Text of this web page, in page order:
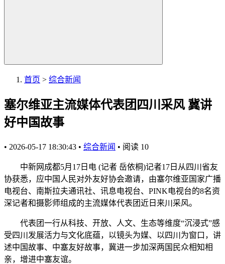
首页 > 综合新闻
塞尔维亚主流媒体代表团四川采风 冀讲
好中国故事
• 2026-05-17 18:30:43 • 综合新闻 • 阅读 10
中新网成都5月17日电 (记者 岳依桐)记者17日从四川省友
协获悉，应中国人民对外友好协会邀请，由塞尔维亚国家广播
电视台、南斯拉夫通讯社、讯息电视台、PINK电视台的8名资
深记者和摄影师组成的主流媒体代表团近日来川采风。
代表团一行从科技、开放、人文、生态等维度“沉浸式”感
受四川发展活力与文化底蕴，以镜头为媒、以四川为窗口，讲
述中国故事、中塞友好故事，冀进一步加深两国民众相知相
亲，增进中塞友谊。